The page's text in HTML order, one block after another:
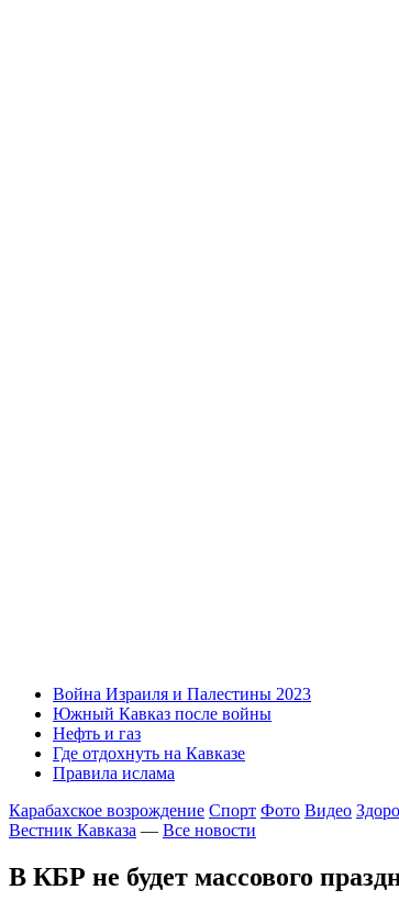
Война Израиля и Палестины 2023
Южный Кавказ после войны
Нефть и газ
Где отдохнуть на Кавказе
Правила ислама
Карабахское возрождение Спорт Фото Видео
Вестник Кавказа — Все новости
В КБР не будет массового